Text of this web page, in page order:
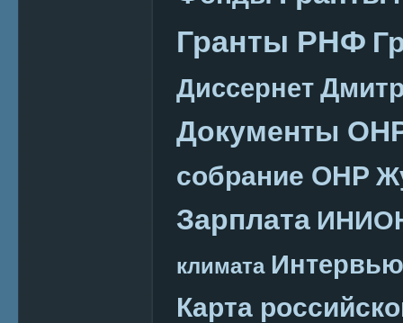
Гранты РНФ
Диссернет
Документы
собрание ОНР
Зарплата
климата Интервью
Карта